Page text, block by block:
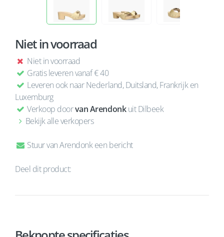
Niet in voorraad
Niet in voorraad
Gratis leveren vanaf € 40
Leveren ook naar Nederland, Duitsland, Frankrijk en
Luxemburg
Verkoop doorvan Arendonkuit Dilbeek
Bekijk alle verkopers
Stuur van Arendonk een bericht
Deel dit product: